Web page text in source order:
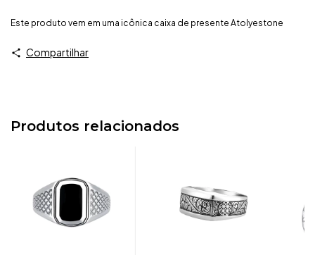
Este produto vem em uma icônica caixa de presente Atolyestone
Compartilhar
Produtos relacionados